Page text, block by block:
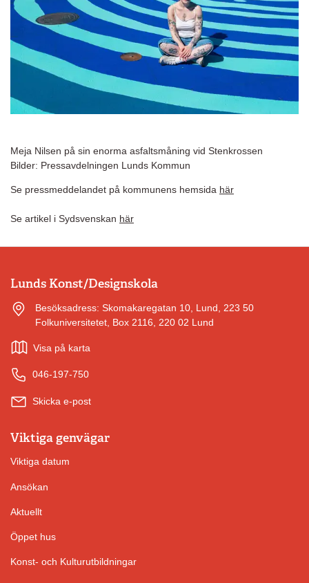
Meja Nilsen på sin enorma asfaltsmåning vid Stenkrossen
Bilder: Pressavdelningen Lunds Kommun
Se pressmeddelandet på kommunens hemsida här
Se artikel i Sydsvenskan här
Lunds Konst/Designskola
Besöksadress: Skomakaregatan 10, Lund, 223 50
Folkuniversitetet, Box 2116, 220 02 Lund
Visa på karta
046-197-750
Skicka e-post
Viktiga genvägar
Viktiga datum
Ansökan
Aktuellt
Öppet hus
Konst- och Kulturutbildningar